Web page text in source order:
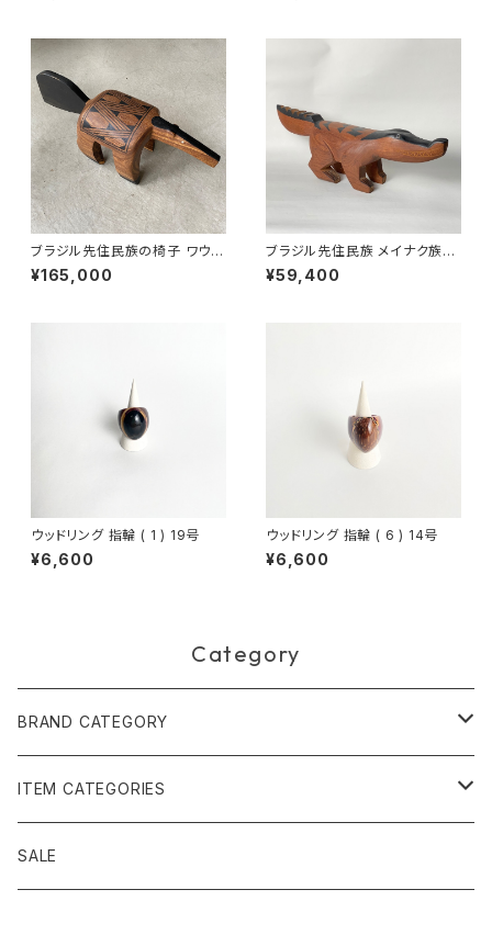
ブラジル先住民族の椅子 ワウラ
ー族 アリクイ ４（送料着払い）
¥165,000
ブラジル先住民族 メイナク族の
椅子 ワニ 小型 全長46cm
¥59,400
ウッドリング 指輪 ( 1 ) 19号
¥6,600
ウッドリング 指輪 ( 6 ) 14号
¥6,600
Category
BRAND CATEGORY
黄金の草 ビオジュエリー
ピアス＆イヤリング
ボルジェス木版画
ITEM CATEGORIES
アクセサリー
SALE